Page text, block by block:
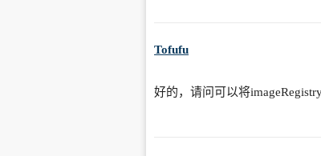
Tofufu
好的，请问可以将